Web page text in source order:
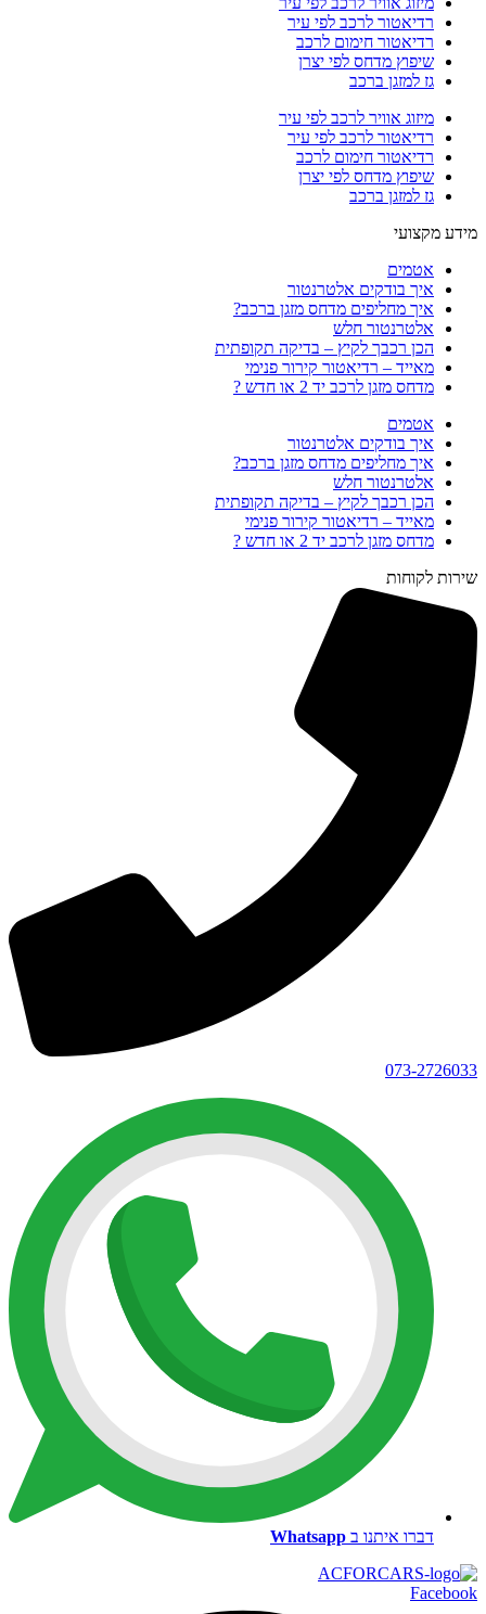
רדיאטור לרכב לפי עיר
רדיאטור חימום לרכב
שיפוץ מדחס לפי יצרן
גז למזגן ברכב
מיזוג אוויר לרכב לפי עיר
רדיאטור לרכב לפי עיר
רדיאטור חימום לרכב
שיפוץ מדחס לפי יצרן
גז למזגן ברכב
מידע מקצועי
אטמים
איך בודקים אלטרנטור
איך מחליפים מדחס מזגן ברכב?
אלטרנטור חלש
הכן רכבך לקיץ – בדיקה תקופתית
מאייד – רדיאטור קירור פנימי
מדחס מזגן לרכב יד 2 או חדש ?
אטמים
איך בודקים אלטרנטור
איך מחליפים מדחס מזגן ברכב?
אלטרנטור חלש
הכן רכבך לקיץ – בדיקה תקופתית
מאייד – רדיאטור קירור פנימי
מדחס מזגן לרכב יד 2 או חדש ?
שירות לקוחות
073-2726033
דברו איתנו ב Whatsapp
Facebook